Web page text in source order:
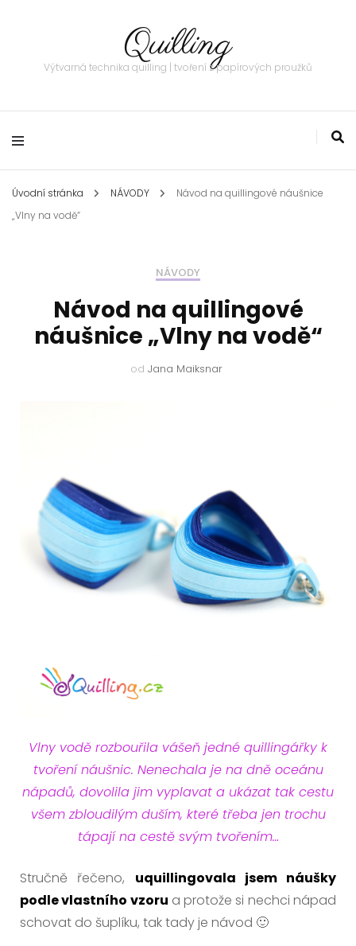
Quilling
Výtvarná technika quilling | tvoření z papírových proužků
Úvodní stránka NÁVODY
Návod na quillingové náušnice
„Vlny na vodě“
NÁVODY
Návod na quillingové
náušnice „Vlny na vodě“
od Jana Maiksnar
Vlny vodě rozbouřila vášeň jedné quillingářky k
tvoření náušnic. Nenechala je na dně oceánu
nápadů, dovolila jim vyplavat a ukázat tak cestu
všem zbloudilým duším, které třeba jen trochu
tápají na cestě svým tvořením…
Stručně řečeno, uquillingovala jsem náušky
podle vlastního vzoru a protože si nechci nápad
schovat do šuplíku, tak tady je návod 🙂